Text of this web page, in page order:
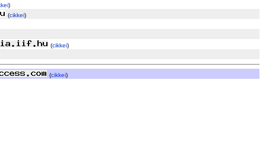
)
(cikkei)
(cikkei)
(cikkei)